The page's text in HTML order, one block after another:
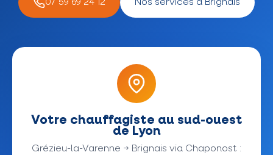
07 59 69 24 12 Nos services à Brignais
Votre chauffagiste au sud-ouest
de Lyon
Grézieu-la-Varenne → Brignais via Chaponost :